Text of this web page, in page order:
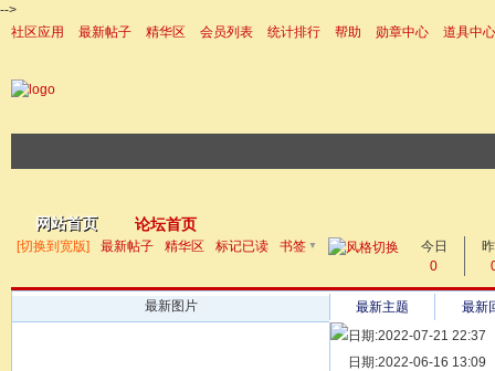
-->
社区应用
最新帖子 精华区 会员列表 统计排行 帮助 勋章中心
道具中心
网站首页 论坛首页
帖子
[切换到宽版] 最新帖子 精华区 标记已读 书签 ▼
今日
0
最新图片 最新主题
最新
日期:2022-07-21 22:37
[ 宗亲新闻 ] 同为宗亲，
日期:2022-06-16 13:09